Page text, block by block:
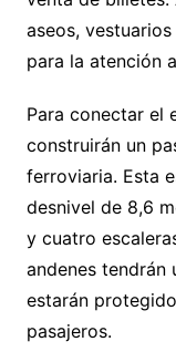
aseos,
para la atención
Para conectar el
construirán un
ferroviaria. Esta
desnivel de 8,6
y cuatro
andenes
estarán
pasajeros.